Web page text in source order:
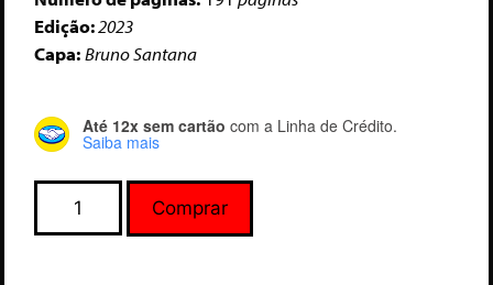
Edição:2023
Capa:Bruno Santana
Até 12x sem cartão com a Linha de Crédito.
Saiba mais
Comprar